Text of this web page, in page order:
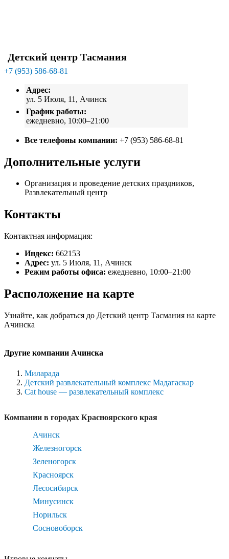
Детский центр Тасмания
+7 (953) 586-68-81
Адрес:
ул. 5 Июля, 11, Ачинск
График работы:
ежедневно, 10:00–21:00
Все телефоны компании: +7 (953) 586-68-81
Дополнительные услуги
Организация и проведение детских праздников,
Развлекательный центр
Контакты
Контактная информация:
Индекс: 662153
Адрес: ул. 5 Июля, 11, Ачинск
Режим работы офиса: ежедневно, 10:00–21:00
Расположение на карте
Узнайте, как добраться до Детский центр Тасмания на карте
Ачинска
Другие компании Ачинска
Миларада
Детский развлекательный комплекс Мадагаскар
Cat house — развлекательный комплекс
Компании в городах Красноярского края
Ачинск
Железногорск
Зеленогорск
Красноярск
Лесосибирск
Минусинск
Норильск
Сосновоборск